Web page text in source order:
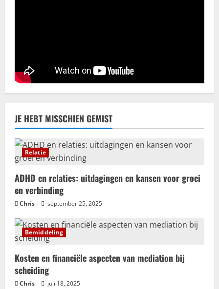
4
Een natuurlijke aanpak voor het
verbeteren van je seksuele gezondheid
5
Trouwhuisstijl en Decoratie
Hoe creëer jij dé perfecte
mei 12, 2025
JE HEBT MISSCHIEN GEMIST
Relatie
ADHD en relaties: uitdagingen en kansen voor groei
en verbinding
Chris september 25, 2025
Bemiddeling
Kosten en financiële aspecten van mediation bij
scheiding
Chris juli 18, 2025